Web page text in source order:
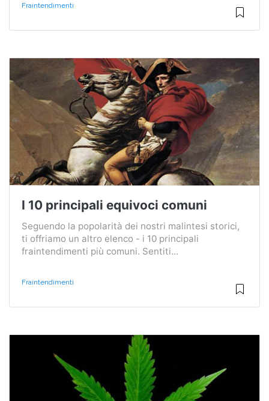
Fraintendimenti
I 10 principali equivoci comuni
Seguendo la popolarità dei nostri malintesi storici,
ti offriamo un altro elenco - i 10 principali
fraintendimenti più comuni. Sentiti...
Fraintendimenti